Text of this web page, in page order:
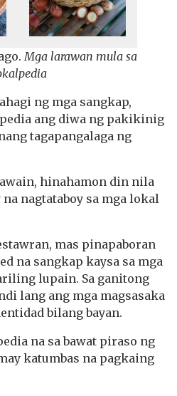
Mga larawan mula sa
ng mga sangkap,
ang diwa ng pakikinig
tagapangalaga ng
hinahamon din nila
nagtataboy sa mga lokal
mas pinapaboran
na sangkap kaysa sa mga
lupain. Sa ganitong
lang ang mga magsasaka
bilang bayan.
na sa bawat piraso ng
katumbas na pagkaing